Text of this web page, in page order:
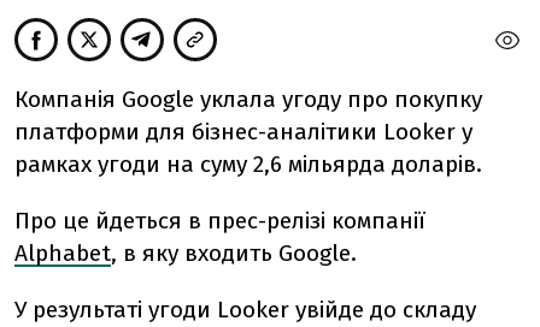
Компанія Google уклала угоду про покупку
платформи для бізнес-аналітики Looker у
рамках угоди на суму 2,6 мільярда доларів.
Про це йдеться в прес-релізі компанії
Alphabet, в яку входить Google.
У результаті угоди Looker увійде до складу